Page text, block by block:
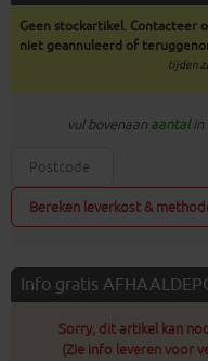
Geen stockartikel. Contacteer
niet geannuleerd of
tijden
vul bovenaan aantalin
Bereken leverkost &
Info gratis
Sorry, dit artikel kan
(Zie info leveren voor